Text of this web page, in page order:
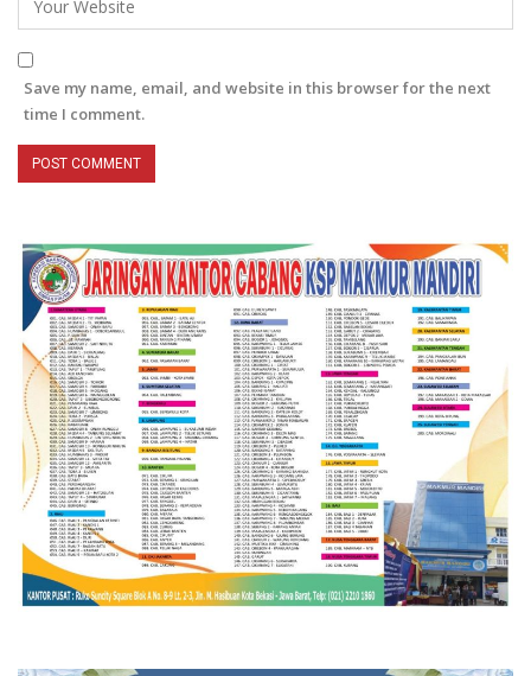
Save my name, email, and website in this browser for the next
time I comment.